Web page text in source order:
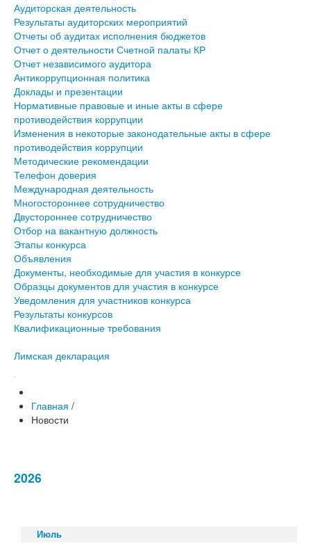
Аудиторская деятельность
Результаты аудиторских мероприятий
Отчеты об аудитах исполнения бюджетов
Отчет о деятельности Счетной палаты КР
Отчет независимого аудитора
Антикоррупционная политика
Доклады и презентации
Нормативные правовые и иные акты в сфере
противодействия коррупции
Изменения в некоторые законодательные акты в сфере
противодействия коррупции
Методические рекомендации
Телефон доверия
Международная деятельность
Многостороннее сотрудничество
Двустороннее сотрудничество
Отбор на вакантную должность
Этапы конкурса
Объявления
Документы, необходимые для участия в конкурсе
Образцы документов для участия в конкурсе
Уведомления для участников конкурса
Результаты конкурсов
Квалификационные требования
Лимская декларация
Главная /
Новости
2026
Июль